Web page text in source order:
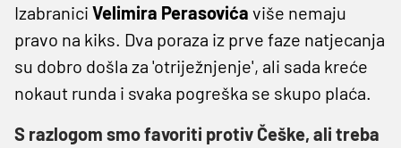
Izabranici Velimira Perasovića više nemaju
pravo na kiks. Dva poraza iz prve faze natjecanja
su dobro došla za 'otriježnjenje', ali sada kreće
nokaut runda i svaka pogreška se skupo plaća.
S razlogom smo favoriti protiv Češke, ali treba